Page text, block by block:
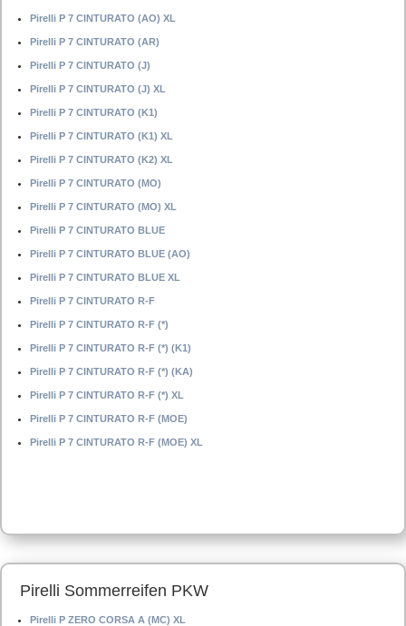
Pirelli P 7 CINTURATO (AO) XL
Pirelli P 7 CINTURATO (AR)
Pirelli P 7 CINTURATO (J)
Pirelli P 7 CINTURATO (J) XL
Pirelli P 7 CINTURATO (K1)
Pirelli P 7 CINTURATO (K1) XL
Pirelli P 7 CINTURATO (K2) XL
Pirelli P 7 CINTURATO (MO)
Pirelli P 7 CINTURATO (MO) XL
Pirelli P 7 CINTURATO BLUE
Pirelli P 7 CINTURATO BLUE (AO)
Pirelli P 7 CINTURATO BLUE XL
Pirelli P 7 CINTURATO R-F
Pirelli P 7 CINTURATO R-F (*)
Pirelli P 7 CINTURATO R-F (*) (K1)
Pirelli P 7 CINTURATO R-F (*) (KA)
Pirelli P 7 CINTURATO R-F (*) XL
Pirelli P 7 CINTURATO R-F (MOE)
Pirelli P 7 CINTURATO R-F (MOE) XL
Pirelli Sommerreifen PKW
Pirelli P ZERO CORSA A (MC) XL